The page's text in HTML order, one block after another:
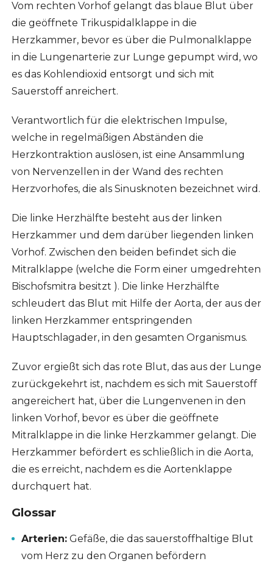
Vom rechten Vorhof gelangt das blaue Blut über
die geöffnete Trikuspidalklappe in die
Herzkammer, bevor es über die Pulmonalklappe
in die Lungenarterie zur Lunge gepumpt wird, wo
es das Kohlendioxid entsorgt und sich mit
Sauerstoff anreichert.
Verantwortlich für die elektrischen Impulse,
welche in regelmäßigen Abständen die
Herzkontraktion auslösen, ist eine Ansammlung
von Nervenzellen in der Wand des rechten
Herzvorhofes, die als Sinusknoten bezeichnet wird.
Die linke Herzhälfte besteht aus der linken
Herzkammer und dem darüber liegenden linken
Vorhof. Zwischen den beiden befindet sich die
Mitralklappe (welche die Form einer umgedrehten
Bischofsmitra besitzt ). Die linke Herzhälfte
schleudert das Blut mit Hilfe der Aorta, der aus der
linken Herzkammer entspringenden
Hauptschlagader, in den gesamten Organismus.
Zuvor ergießt sich das rote Blut, das aus der Lunge
zurückgekehrt ist, nachdem es sich mit Sauerstoff
angereichert hat, über die Lungenvenen in den
linken Vorhof, bevor es über die geöffnete
Mitralklappe in die linke Herzkammer gelangt. Die
Herzkammer befördert es schließlich in die Aorta,
die es erreicht, nachdem es die Aortenklappe
durchquert hat.
Glossar
Arterien:Gefäße, die das sauerstoffhaltige Blut
vom Herz zu den Organen befördern